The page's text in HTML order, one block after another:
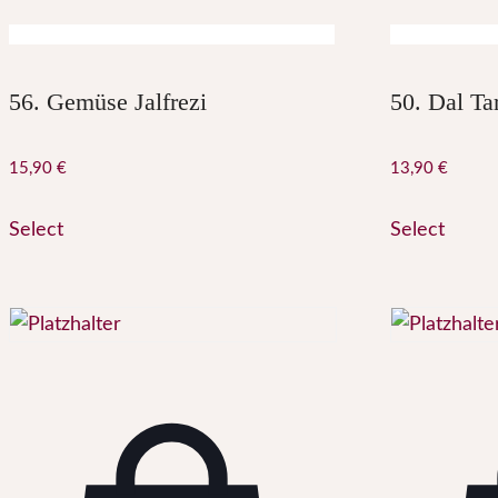
56. Gemüse Jalfrezi
15,90 €
Select
50. Dal
13,90€
Select